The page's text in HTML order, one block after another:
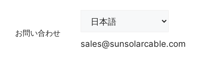
お問い合わせ
sales@sunsolarcable.com